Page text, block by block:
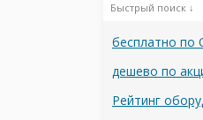
Быстрый поиск ↓
бесплатно
дешево по
Рейтинг